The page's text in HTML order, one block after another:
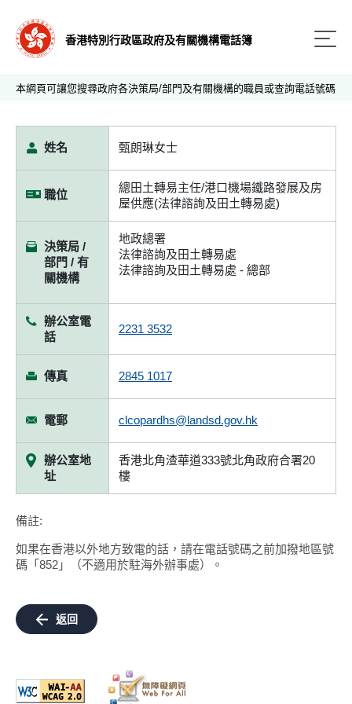
香港特別行政區政府及有關機構電話簿
本網頁可讓您搜尋政府各決策局/部門及有關機構的職員或查詢電話號碼
姓名 甄朗琳女士
職位
總田土轉易主任/港口機場鐵路發展及房
屋供應(法律諮詢及田土轉易處)
決策局 /
部門 / 有
關機構
地政總署
法律諮詢及田土轉易處
法律諮詢及田土轉易處 - 總部
辦公室電
話
2231 3532
傳真 2845 1017
電郵 clcopardhs@landsd.gov.hk
辦公室地
址
香港北角渣華道333號北角政府合署20
樓
備註:
如果在香港以外地方致電的話，請在電話號碼之前加撥地區號
碼「852」（不適用於駐海外辦事處）。
返回